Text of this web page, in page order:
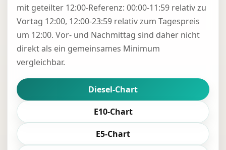
mit geteilter 12:00-Referenz: 00:00-11:59 relativ zu
Vortag 12:00, 12:00-23:59 relativ zum Tagespreis
um 12:00. Vor- und Nachmittag sind daher nicht
direkt als ein gemeinsames Minimum
vergleichbar.
Diesel-Chart
E10-Chart
E5-Chart